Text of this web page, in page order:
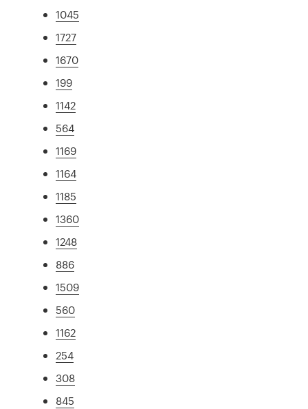
1045
1727
1670
199
1142
564
1169
1164
1185
1360
1248
886
1509
560
1162
254
308
845